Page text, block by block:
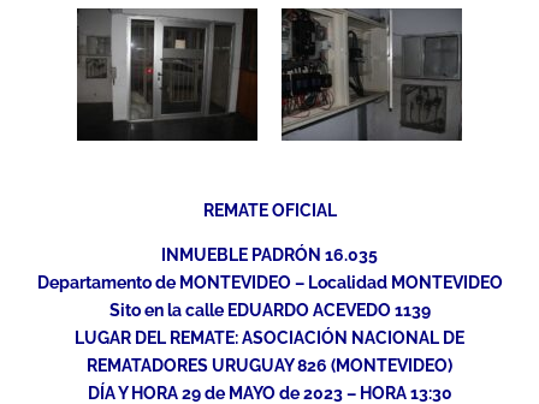
REMATE OFICIAL
INMUEBLE PADRÓN 16.035
Departamento de MONTEVIDEO – Localidad MONTEVIDEO
Sito en la calle EDUARDO ACEVEDO 1139
LUGAR DEL REMATE: ASOCIACIÓN NACIONAL DE
REMATADORES URUGUAY 826 (MONTEVIDEO)
DÍA Y HORA 29 de MAYO de 2023 – HORA 13:30